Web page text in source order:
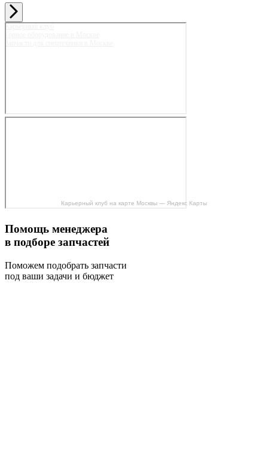
Карьерный клуб на карте Москвы — Яндекс Карты
Помощь менеджера
в подборе запчастей
Поможем подобрать запчасти
под ваши задачи и бюджет